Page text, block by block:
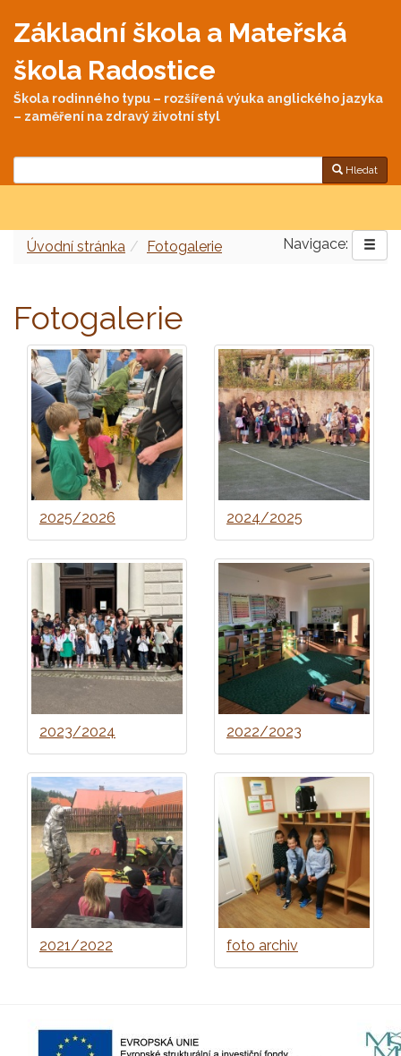
Základní škola a Mateřská
škola Radostice
Škola rodinného typu – rozšířená výuka anglického jazyka
– zaměření na zdravý životní styl
Hledat
Navigace:
Úvodní stránka Fotogalerie
Fotogalerie
2025/2026 2024/2025
2023/2024 2022/2023
2021/2022 foto archiv